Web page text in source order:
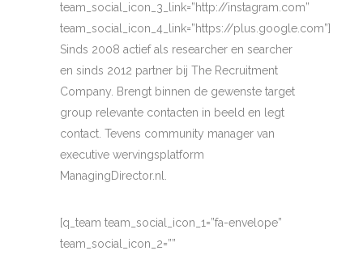
team_social_icon_3_link=”http://instagram.com”
team_social_icon_4_link=”https://plus.google.com”]
Sinds 2008 actief als researcher en searcher
en sinds 2012 partner bij The Recruitment
Company. Brengt binnen de gewenste target
group relevante contacten in beeld en legt
contact. Tevens community manager van
executive wervingsplatform
ManagingDirector.nl.
[q_team team_social_icon_1=”fa-envelope”
team_social_icon_2=””